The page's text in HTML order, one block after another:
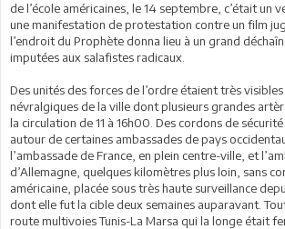
de l’école américaines, le 14 septembre, c’était un
une manifestation de protestation contre un film
l’endroit du Prophète donna lieu à un grand
imputées aux salafistes radicaux.
Des unités des forces de l’ordre étaient très
névralgiques de la ville dont plusieurs grandes
la circulation de 11 à 16h00. Des cordons de
autour de certaines ambassades de pays
l’ambassade de France, en plein centre-ville, et
d’Allemagne, quelques kilomètres plus loin, sans
américaine, placée sous très haute surveillance
dont elle fut la cible deux semaines auparavant.
route multivoies Tunis-La Marsa qui la longe était